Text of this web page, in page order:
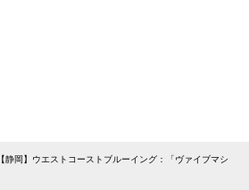
【静岡】ウエストコーストブルーイング：「ヴァイブマシ